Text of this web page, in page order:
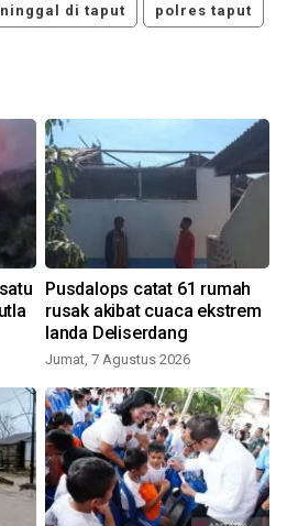
di taput polres taput
Pusdalops catat 61 rumah
rusak akibat cuaca ekstrem
landa Deliserdang
Jumat, 7 Agustus 2026